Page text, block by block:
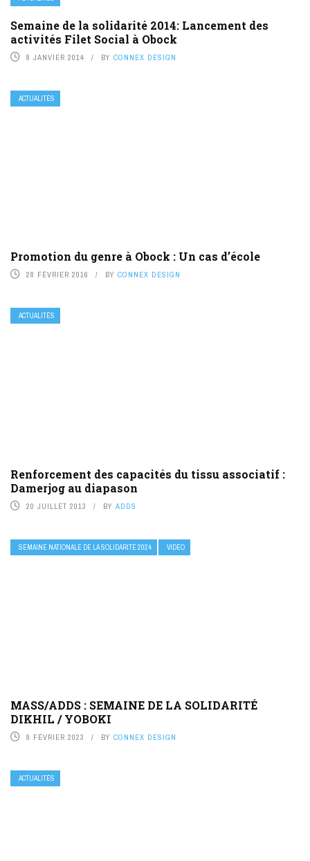
Semaine de la solidarité 2014: Lancement des
activités Filet Social à Obock
8 JANVIER 2014 BY CONNEX DESIGN
ACTUALITÉS
Promotion du genre à Obock : Un cas d’école
28 FÉVRIER 2016 BY CONNEX DESIGN
ACTUALITÉS
Renforcement des capacités du tissu associatif :
Damerjog au diapason
20 JUILLET 2013 BY ADDS
SEMAINE NATIONALE DE LA SOLIDARITÉ 2024 VIDÉO
MASS/ADDS : SEMAINE DE LA SOLIDARITÉ
DIKHIL / YOBOKI
9 FÉVRIER 2023 BY CONNEX DESIGN
ACTUALITÉS